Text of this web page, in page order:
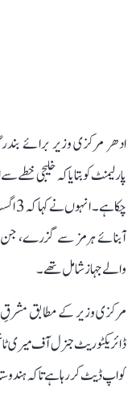
ادھر مرکزی وزیر برائے
والے جہاز شامل تھے۔
مرکزی وزیر کے مطابق مشرقِ
ڈائریکٹوریٹ جنرل آف میری
کو اپ ڈیٹ کر رہا ہے تاکہ